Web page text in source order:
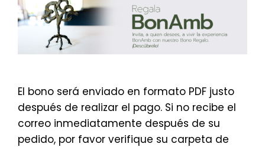
El bono será enviado en formato PDF justo
después de realizar el pago. Si no recibe el
correo inmediatamente después de su
pedido, por favor verifique su carpeta de